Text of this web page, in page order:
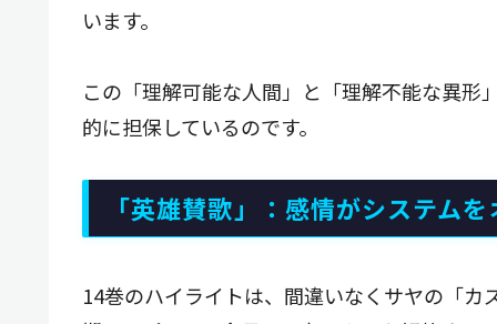
います。
この「理解可能な人間」と「理解不能な異
的に担保しているのです。
「英雄賛歌」：感情がシステム
14巻のハイライトは、間違いなくサヤの「